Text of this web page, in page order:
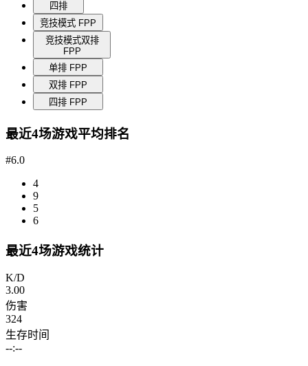
四排
竞技模式 FPP
竞技模式双排
FPP
单排 FPP
双排 FPP
四排 FPP
最近4场游戏平均排名
#6.0
4
9
5
6
最近4场游戏统计
K/D
3.00
伤害
324
生存时间
--:--